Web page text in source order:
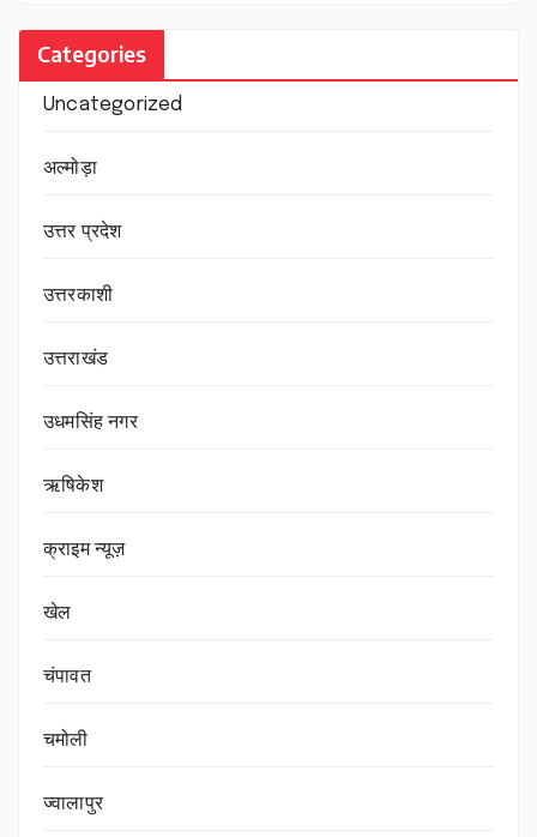
Categories
Uncategorized
अल्मोड़ा
उत्तर प्रदेश
उत्तरकाशी
उत्तराखंड
उधमसिंह नगर
ऋषिकेश
क्राइम न्यूज़
खेल
चंपावत
चमोली
ज्वालापुर